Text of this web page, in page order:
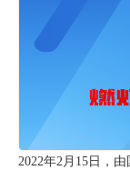
2022年2月15日，